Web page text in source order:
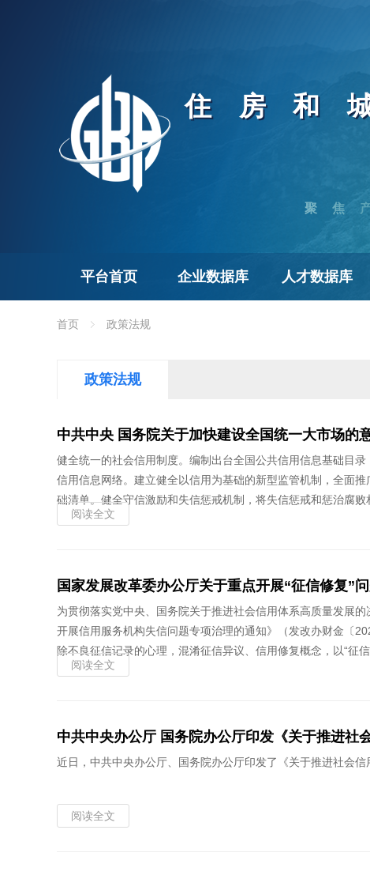
住房和
聚焦
平台首页 企业数据库 人才数据库
首页 政策法规
政策法规
中共中央 国务院关于加快建设全国统一大市场的
健全统一的社会信用制度。编制出台全国公共信用信息基础目
信用信息网络。建立健全以信用为基础的新型监管机制，全面
础清单。健全守信激励和失信惩戒机制，将失信惩戒和惩治腐
阅读全文
国家发展改革委办公厅关于重点开展“征信修复”
为贯彻落实党中央、国务院关于推进社会信用体系高质量发展
开展信用服务机构失信问题专项治理的通知》（发改办财金〔
除不良征信记录的心理，混淆征信异议、信用修复概念，以“征
阅读全文
中共中央办公厅 国务院办公厅印发《关于推进社
近日，中共中央办公厅、国务院办公厅印发了《关于推进社会
阅读全文